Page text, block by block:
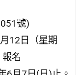
號)
12日（星期
名